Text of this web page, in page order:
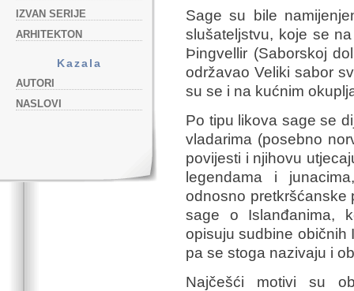
IZVAN SERIJE
ARHITEKTON
Kazala
AUTORI
NASLOVI
Sage su bile
slušateljstvu, koje se
Þingvellir (Saborskoj
održavao Veliki sabor
su se i na kućnim
Po tipu likova sage se
vladarima (posebno
povijesti i njihovu
legendama i
odnosno pretkršćanske
sage o Islanđanima,
opisuju sudbine običnih
pa se stoga nazivaju i
Najčešći motivi su